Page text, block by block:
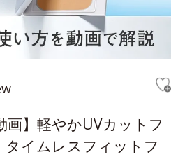
画】軽やかUVカットフ
タイムレスフィットフ